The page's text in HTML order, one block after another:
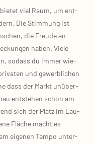
bie­tet viel Raum, um ent­
Die Stim­mung ist
die Freu­de an
haben. Vie­le
sodass du immer wie­
und gewerb­li­chen
dass der Markt unüber­
ent­ste­hen schon am
sich der Platz im Lau­
Flä­che macht es
eige­nen Tem­po unter­